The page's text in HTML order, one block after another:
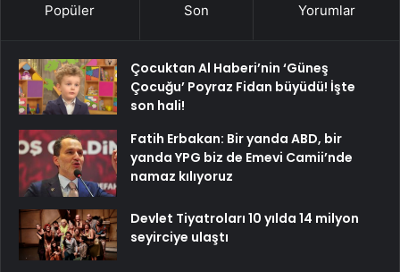
Popüler Son Yorumlar
Çocuktan Al Haberi’nin ‘Güneş
Çocuğu’ Poyraz Fidan büyüdü! İşte
son hali!
Fatih Erbakan: Bir yanda ABD, bir
yanda YPG biz de Emevi Camii’nde
namaz kılıyoruz
Devlet Tiyatroları 10 yılda 14 milyon
seyirciye ulaştı